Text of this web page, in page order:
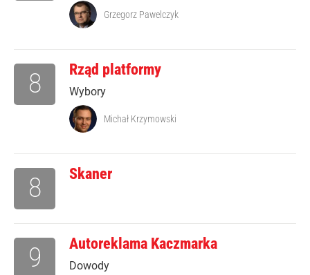
Grzegorz Pawelczyk
Rząd platformy
Wybory
8
Michał Krzymowski
Skaner
8
Autoreklama Kaczmarka
Dowody
9